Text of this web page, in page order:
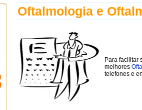
Oftalmologia e
Para facilitar
melhores
telefones e